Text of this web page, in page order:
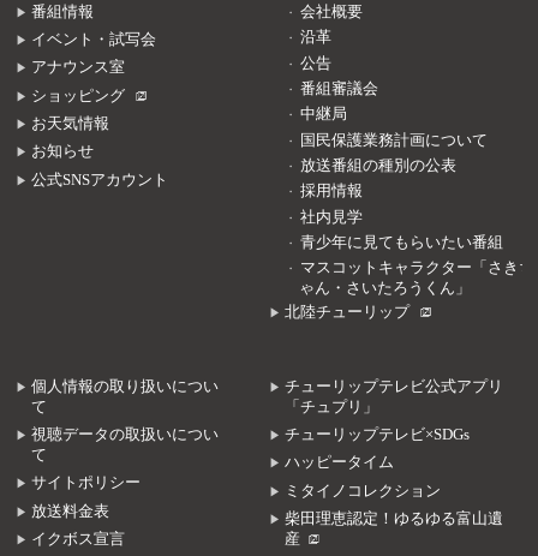
番組情報
イベント・試写会
アナウンス室
ショッピング
お天気情報
お知らせ
公式SNSアカウント
会社概要
沿革
公告
番組審議会
中継局
国民保護業務計画について
放送番組の種別の公表
採用情報
社内見学
青少年に見てもらいたい番組
マスコットキャラクター「さきち
ゃん・さいたろうくん」
北陸チューリップ
個人情報の取り扱いについ
て
視聴データの取扱いについ
て
サイトポリシー
放送料金表
イクボス宣言
チューリップテレビ公式アプリ
「チュプリ」
チューリップテレビ×SDGs
ハッピータイム
ミタイノコレクション
柴田理恵認定！ゆるゆる富山遺
産